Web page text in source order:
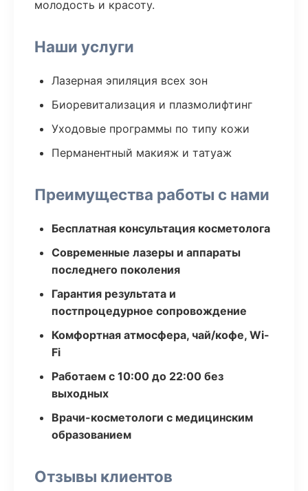
молодость и красоту.
Наши услуги
Лазерная эпиляция всех зон
Биоревитализация и плазмолифтинг
Уходовые программы по типу кожи
Перманентный макияж и татуаж
Преимущества работы с нами
Бесплатная консультация косметолога
Современные лазеры и аппараты
последнего поколения
Гарантия результата и
постпроцедурное сопровождение
Комфортная атмосфера, чай/кофе, Wi-
Fi
Работаем с 10:00 до 22:00 без
выходных
Врачи-косметологи с медицинским
образованием
Отзывы клиентов